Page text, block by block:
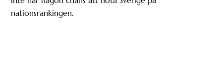
nationsrankingen.